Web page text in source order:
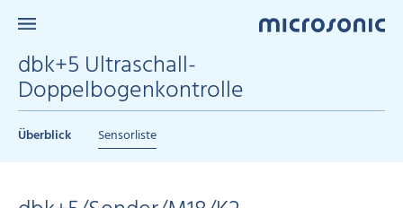
dbk+5 Ultraschall-
Doppelbogenkontrolle
Überblick Sensorliste